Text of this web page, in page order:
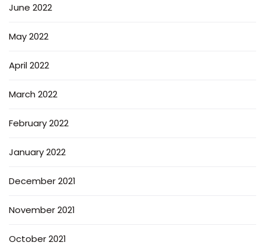
June 2022
May 2022
April 2022
March 2022
February 2022
January 2022
December 2021
November 2021
October 2021